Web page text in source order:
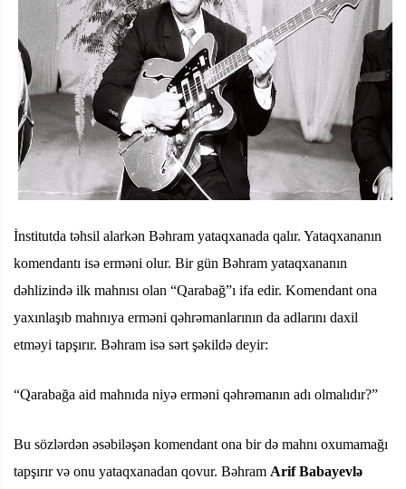
İnstitutda təhsil alarkən Bəhram yataqxanada qalır. Yataqxananın
komendantı isə erməni olur. Bir gün Bəhram yataqxananın
dəhlizində ilk mahnısı olan “Qarabağ”ı ifa edir. Komendant ona
yaxınlaşıb mahnıya erməni qəhrəmanlarının da adlarını daxil
etməyi tapşırır. Bəhram isə sərt şəkildə deyir:
“Qarabağa aid mahnıda niyə erməni qəhrəmanın adı olmalıdır?”
Bu sözlərdən əsəbiləşən komendant ona bir də mahnı oxumamağı
tapşırır və onu yataqxanadan qovur. Bəhram Arif Babayevlə